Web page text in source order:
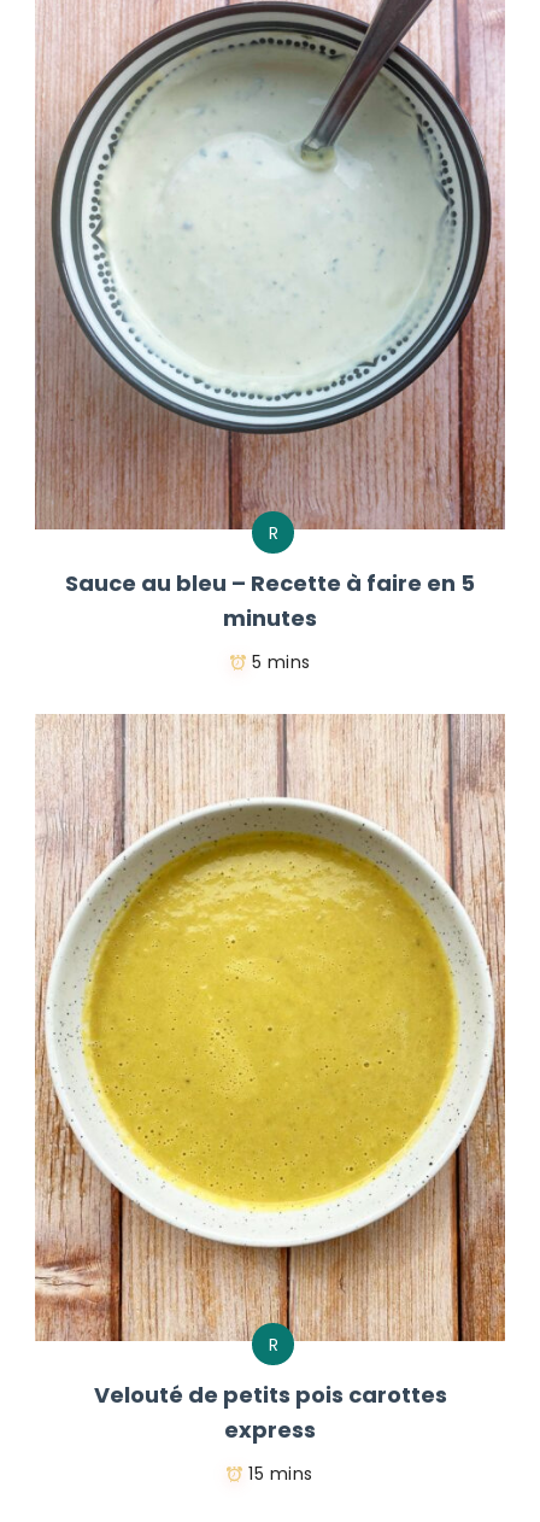
R
Sauce au bleu – Recette à faire en 5
minutes
5 mins
R
Velouté de petits pois carottes
express
15 mins